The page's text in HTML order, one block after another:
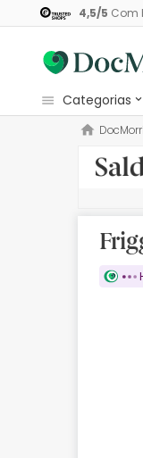
4,5/5 Com
categorias
Nossa
Cosmética